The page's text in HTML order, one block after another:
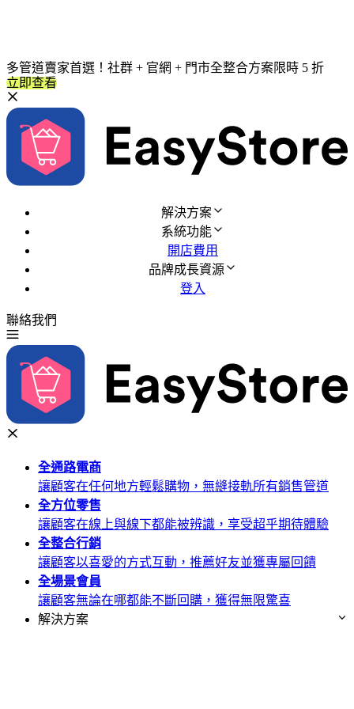
多管道賣家首選！社群 + 官網 + 門市全整合方案限時 5 折
立即查看
解決方案
系統功能
開店費用
品牌成長資源
登入
聯絡我們
全通路電商
讓顧客在任何地方輕鬆購物，無縫接軌所有銷售管道
全方位零售
讓顧客在線上與線下都能被辨識，享受超乎期待體驗
全整合行銷
讓顧客以喜愛的方式互動，推薦好友並獲專屬回饋
全場景會員
讓顧客無論在哪都能不斷回購，獲得無限驚喜
解決方案